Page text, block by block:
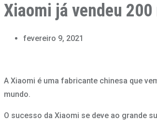
Xiaomi já vendeu
fevereiro 9, 2021
A Xiaomi é uma fabricante chinesa que
mundo.
O sucesso da Xiaomi se deve ao grande